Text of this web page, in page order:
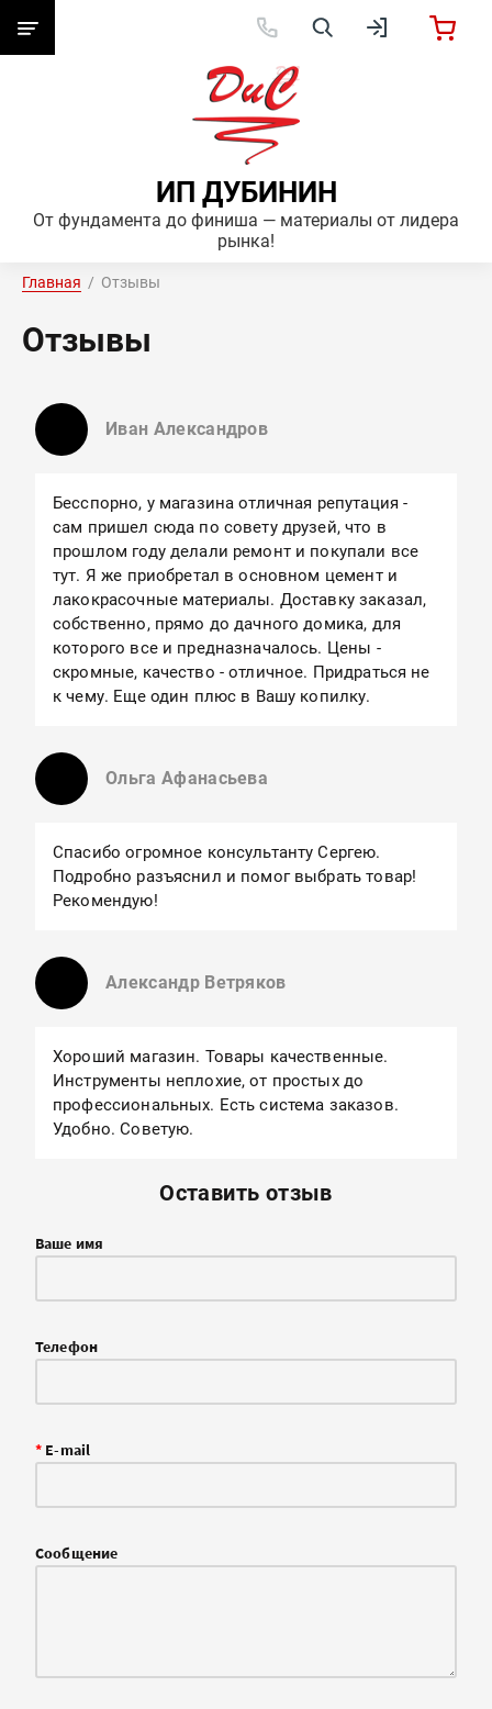
ИП ДУБИНИН
От фундамента до финиша — материалы от лидера
рынка!
Главная
  /  Отзывы
Отзывы
Иван Александров
Бесспорно, у магазина отличная репутация -
сам пришел сюда по совету друзей, что в
прошлом году делали ремонт и покупали все
тут. Я же приобретал в основном цемент и
лакокрасочные материалы. Доставку заказал,
собственно, прямо до дачного домика, для
которого все и предназначалось. Цены -
скромные, качество - отличное. Придраться не
к чему. Еще один плюс в Вашу копилку.
Ольга Афанасьева
Спасибо огромное консультанту Сергею.
Подробно разъяснил и помог выбрать товар!
Рекомендую!
Александр Ветряков
Хороший магазин. Товары качественные.
Инструменты неплохие, от простых до
профессиональных. Есть система заказов.
Удобно. Советую.
Оставить отзыв
Ваше имя
Телефон
* E-mail
Сообщение